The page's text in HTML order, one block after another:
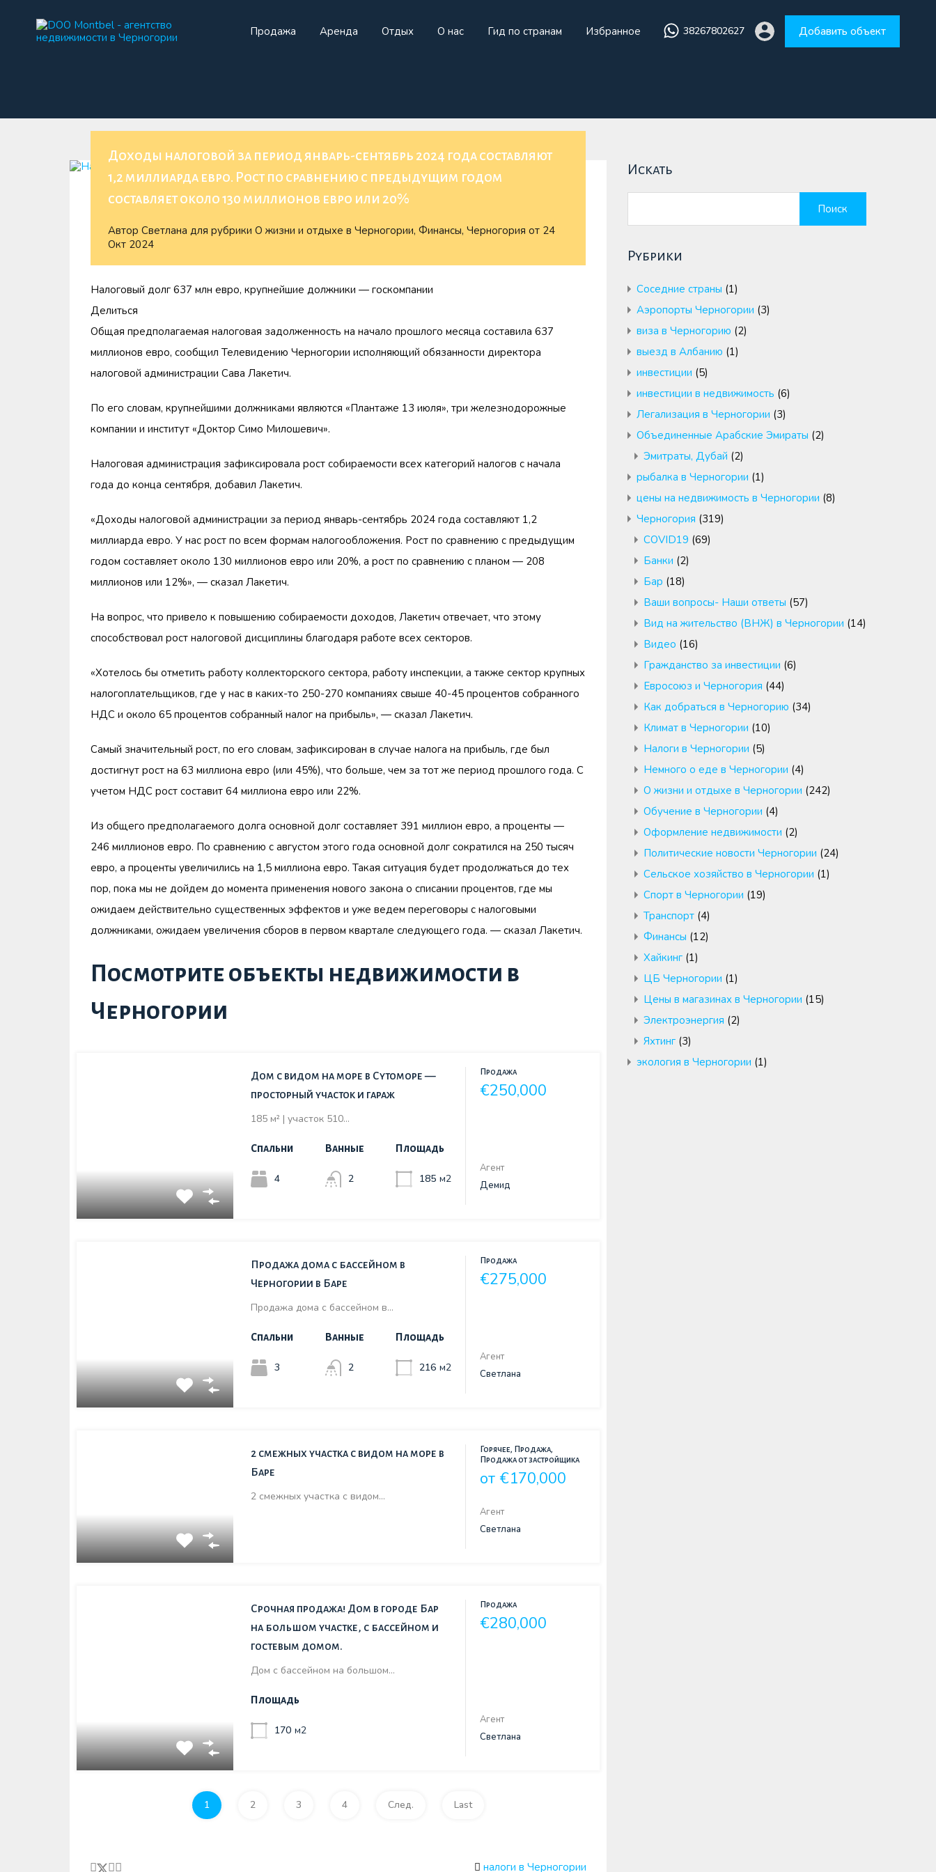
Продажа Аренда Отдых О нас Гид по странам Избранное 38267802627 Добавить объект
Продажа Аренда Отдых О нас Гид по странам Избранное 38267802627 Добавить объект
Доходы налоговой за период январь-сентябрь 2024 года составляют
1,2 миллиарда евро. Рост по сравнению с предыдущим годом
составляет около 130 миллионов евро или 20%
Автор Светлана для рубрики О жизни и отдыхе в Черногории, Финансы, Черногория от 24
Окт 2024
Налоговый долг 637 млн ​​евро, крупнейшие должники — госкомпании
Делиться
Общая предполагаемая налоговая задолженность на начало прошлого месяца составила 637
миллионов евро, сообщил Телевидению Черногории исполняющий обязанности директора
налоговой администрации Сава Лакетич.
По его словам, крупнейшими должниками являются «Плантаже 13 июля», три железнодорожные
компании и институт «Доктор Симо Милошевич».
Налоговая администрация зафиксировала рост собираемости всех категорий налогов с начала
года до конца сентября, добавил Лакетич.
«Доходы налоговой администрации за период январь-сентябрь 2024 года составляют 1,2
миллиарда евро. У нас рост по всем формам налогообложения. Рост по сравнению с предыдущим
годом составляет около 130 миллионов евро или 20%, а рост по сравнению с планом — 208
миллионов или 12%», — сказал Лакетич.
На вопрос, что привело к повышению собираемости доходов, Лакетич отвечает, что этому
способствовал рост налоговой дисциплины благодаря работе всех секторов.
«Хотелось бы отметить работу коллекторского сектора, работу инспекции, а также сектор крупных
налогоплательщиков, где у нас в каких-то 250-270 компаниях свыше 40-45 процентов собранного
НДС и около 65 процентов собранный налог на прибыль», — сказал Лакетич.
Самый значительный рост, по его словам, зафиксирован в случае налога на прибыль, где был
достигнут рост на 63 миллиона евро (или 45%), что больше, чем за тот же период прошлого года. С
учетом НДС рост составит 64 миллиона евро или 22%.
Из общего предполагаемого долга основной долг составляет 391 миллион евро, а проценты —
246 миллионов евро. По сравнению с августом этого года основной долг сократился на 250 тысяч
евро, а проценты увеличились на 1,5 миллиона евро. Такая ситуация будет продолжаться до тех
пор, пока мы не дойдем до момента применения нового закона о списании процентов, где мы
ожидаем действительно существенных эффектов и уже ведем переговоры с налоговыми
должниками, ожидаем увеличения сборов в первом квартале следующего года. — сказал Лакетич.
Посмотрите объекты недвижимости в
Черногории
Дом с видом на море в Сутоморе —
просторный участок и гараж
185 м² | участок 510…
Спальни
4
Ванные
2
Площадь
185 м2
Продажа
€250,000
Агент
Демид
Продажа дома с бассейном в
Черногории в Баре
Продажа дома с бассейном в…
Спальни
3
Ванные
2
Площадь
216 м2
Продажа
€275,000
Агент
Светлана
2 смежных участка с видом на море в
Баре
2 смежных участка с видом…
Горячее, Продажа,
Продажа от застройщика
от €170,000
Агент
Светлана
Срочная продажа! Дом в городе Бар
на большом участке, с бассейном и
гостевым домом.
Дом с бассейном на большом…
Площадь
170 м2
Продажа
€280,000
Агент
Светлана
1 2 3 4 След. Last
налоги в Черногории
Искать
Рубрики
Cоседние страны (1)
Аэропорты Черногории (3)
виза в Черногорию (2)
выезд в Албанию (1)
инвестиции (5)
инвестиции в недвижимость (6)
Легализация в Черногории (3)
Объединенные Арабские Эмираты (2)
Эмитраты, Дубай (2)
рыбалка в Черногории (1)
цены на недвижимость в Черногории (8)
Черногория (319)
COVID19 (69)
Банки (2)
Бар (18)
Ваши вопросы- Наши ответы (57)
Вид на жительство (ВНЖ) в Черногории (14)
Видео (16)
Гражданство за инвестиции (6)
Евросоюз и Черногория (44)
Как добраться в Черногорию (34)
Климат в Черногории (10)
Налоги в Черногории (5)
Немного о еде в Черногории (4)
О жизни и отдыхе в Черногории (242)
Обучение в Черногории (4)
Оформление недвижимости (2)
Политические новости Черногории (24)
Сельское хозяйство в Черногории (1)
Спорт в Черногории (19)
Транспорт(4)
Финансы (12)
Хайкинг(1)
ЦБ Черногории (1)
Цены в магазинах в Черногории (15)
Электроэнергия (2)
Яхтинг(3)
экология в Черногории (1)